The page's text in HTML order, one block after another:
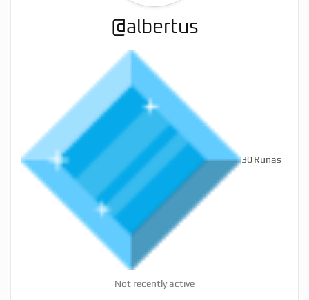
@albertus
30Runas
Not recently active